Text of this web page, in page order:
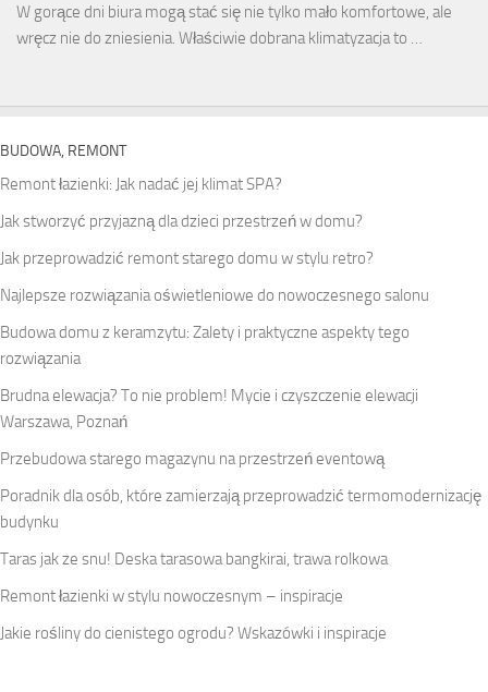
W gorące dni biura mogą stać się nie tylko mało komfortowe, ale
wręcz nie do zniesienia. Właściwie dobrana klimatyzacja to …
BUDOWA, REMONT
Remont łazienki: Jak nadać jej klimat SPA?
Jak stworzyć przyjazną dla dzieci przestrzeń w domu?
Jak przeprowadzić remont starego domu w stylu retro?
Najlepsze rozwiązania oświetleniowe do nowoczesnego salonu
Budowa domu z keramzytu: Zalety i praktyczne aspekty tego
rozwiązania
Brudna elewacja? To nie problem! Mycie i czyszczenie elewacji
Warszawa, Poznań
Przebudowa starego magazynu na przestrzeń eventową
Poradnik dla osób, które zamierzają przeprowadzić termomodernizację
budynku
Taras jak ze snu! Deska tarasowa bangkirai, trawa rolkowa
Remont łazienki w stylu nowoczesnym – inspiracje
Jakie rośliny do cienistego ogrodu? Wskazówki i inspiracje